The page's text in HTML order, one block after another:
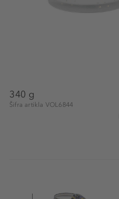
340 g
Šifra artikla VOL6844